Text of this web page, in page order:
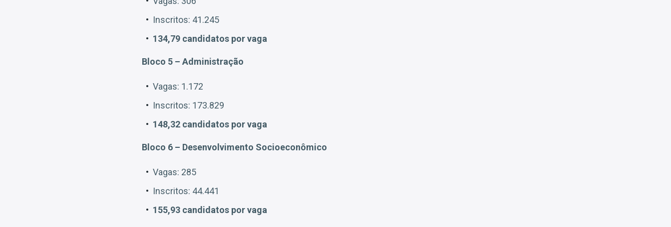
Inscritos: 41.245
134,79 candidatos por vaga
Bloco 5 – Administração
Vagas: 1.172
Inscritos: 173.829
148,32 candidatos por vaga
Bloco 6 – Desenvolvimento Socioeconômico
Vagas: 285
Inscritos: 44.441
155,93 candidatos por vaga